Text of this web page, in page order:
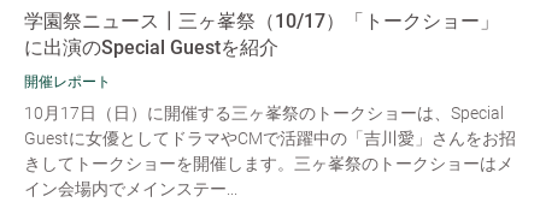
学園祭ニュース┃三ヶ峯祭（10/17）「トークショー」
に出演のSpecial Guestを紹介
開催レポート
10月17日（日）に開催する三ヶ峯祭のトークショーは、Special
Guestに女優としてドラマやCMで活躍中の「吉川愛」さんをお招
きしてトークショーを開催します。三ヶ峯祭のトークショーはメ
イン会場内でメインステー...